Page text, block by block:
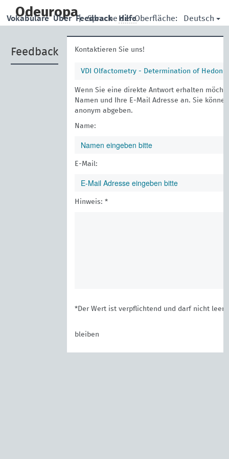
main
Odeuropa| Sprache der Oberfläche: Deutsch
Vokabulare Über Feedback Hilfe
Feedback Kontaktieren Sie uns!
VDI Olfactometry - Determination of Hedonic
Wenn Sie eine direkte Antwort erhalten
Namen und Ihre E-Mail Adresse an. Sie
anonym abgeben.
Name:
E-Mail:
Hinweis: *
*Der Wert ist verpflichtend und darf nicht leer
bleiben